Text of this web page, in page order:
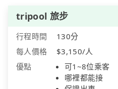
tripool 旅步
行程時間
130分
每人價格
$3,150/人
優點
可1~8位乘客
哪裡都能接